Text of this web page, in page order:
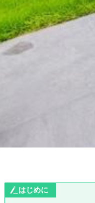
はじめに